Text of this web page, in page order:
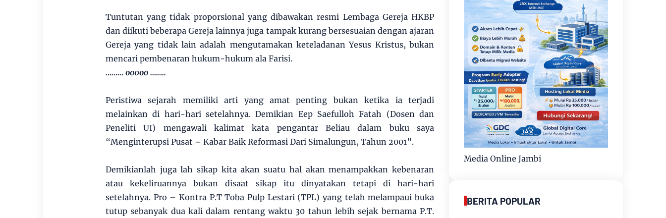
Tuntutan yang tidak proporsional yang dibawakan resmi Lembaga Gereja HKBP
dan diikuti beberapa Gereja lainnya juga tampak kurang bersesuaian dengan ajaran
Gereja yang tidak lain adalah mengutamakan keteladanan Yesus Kristus, bukan
mencari pembenaran hukum-hukum ala Farisi.
……… oo0oo ……..
Peristiwa sejarah memiliki arti yang amat penting bukan ketika ia terjadi
melainkan di hari-hari setelahnya. Demikian Eep Saefulloh Fatah (Dosen dan
Peneliti UI) mengawali kalimat kata pengantar Beliau dalam buku saya
“Menginterupsi Pusat – Kabar Baik Reformasi Dari Simalungun, Tahun 2001”.
Demikianlah juga lah sikap kita akan suatu hal akan menampakkan kebenaran
atau kekeliruannya bukan disaat sikap itu dinyatakan tetapi di hari-hari
setelahnya. Pro – Kontra P.T Toba Pulp Lestari (TPL) yang telah melampaui buka
tutup sebanyak dua kali dalam rentang waktu 30 tahun lebih sejak bernama P.T.
Media Online Jambi
BERITA POPULAR